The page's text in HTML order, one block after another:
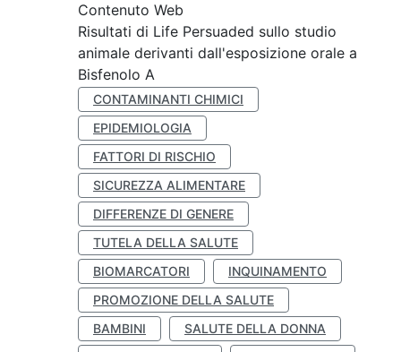
Contenuto Web
Risultati di Life Persuaded sullo studio
animale derivanti dall'esposizione orale a
Bisfenolo A
CONTAMINANTI CHIMICI
EPIDEMIOLOGIA
FATTORI DI RISCHIO
SICUREZZA ALIMENTARE
DIFFERENZE DI GENERE
TUTELA DELLA SALUTE
BIOMARCATORI
INQUINAMENTO
PROMOZIONE DELLA SALUTE
BAMBINI
SALUTE DELLA DONNA